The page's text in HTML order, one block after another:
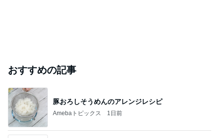
おすすめの記事
豚おろしそうめんのアレンジレシピ
Amebaトピックス 1日前